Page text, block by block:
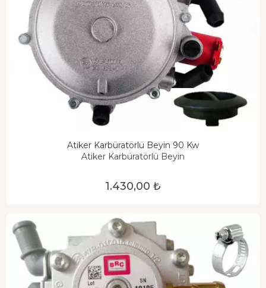
Atiker Karbüratörlü Beyin 90 Kw
Atiker Karbüratörlü Beyin
1.430,00 ₺